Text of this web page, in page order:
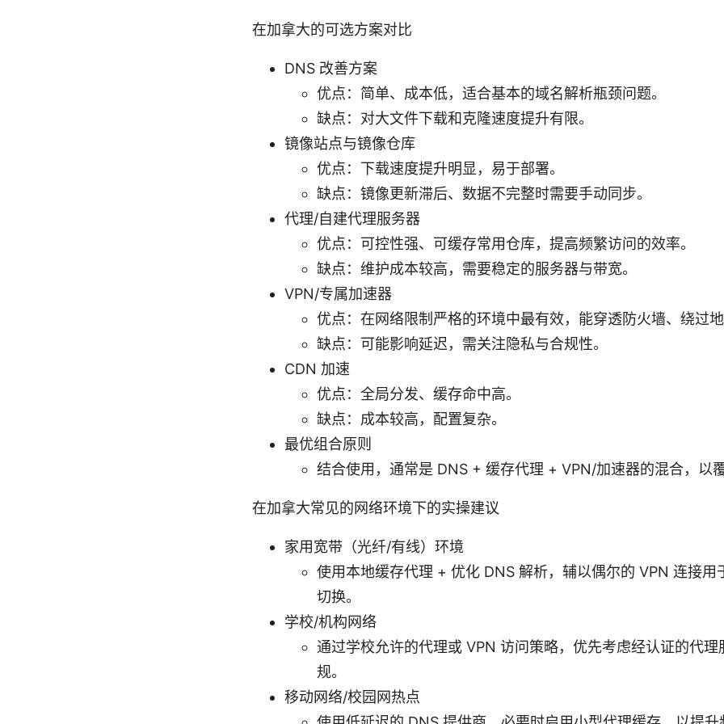
在加拿大的可选方案对比
DNS 改善方案
优点：简单、成本低，适合基本的域名解析瓶颈问题。
缺点：对大文件下载和克隆速度提升有限。
镜像站点与镜像仓库
优点：下载速度提升明显，易于部署。
缺点：镜像更新滞后、数据不完整时需要手动同步。
代理/自建代理服务器
优点：可控性强、可缓存常用仓库，提高频繁访问的效率。
缺点：维护成本较高，需要稳定的服务器与带宽。
VPN/专属加速器
优点：在网络限制严格的环境中最有效，能穿透防火墙、绕过
缺点：可能影响延迟，需关注隐私与合规性。
CDN 加速
优点：全局分发、缓存命中高。
缺点：成本较高，配置复杂。
最优组合原则
结合使用，通常是 DNS + 缓存代理 + VPN/加速器的混合，以
在加拿大常见的网络环境下的实操建议
家用宽带（光纤/有线）环境
使用本地缓存代理 + 优化 DNS 解析，辅以偶尔的 VPN 连接用
切换。
学校/机构网络
通过学校允许的代理或 VPN 访问策略，优先考虑经认证的代理
规。
移动网络/校园网热点